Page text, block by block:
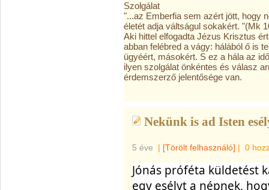
Szolgálat
"...az Emberfia sem azért jött, hogy
életét adja váltságul sokakért. "(Mk
Aki hittel elfogadta Jézus Krisztus
abban felébred a vágy: hálából ő is
ügyéért, másokért. S ez a hála az
ilyen szolgálat önkéntes és válasz
érdemszerző jelentősége van.
Nekünk is ad Isten
5 éve | [Törölt felhasználó] | 0
Jónás próféta küldetést
egy esélyt a népnek,